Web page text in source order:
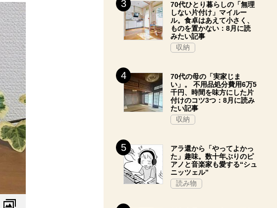
70代ひとり暮らしの「無理
しない片付け」マイルー
ル。食卓はあえて小さく、
ものを置かない：8月に読
みたい記事
収納
70代の母の「実家じま
い」。 不用品処分費用6万5
千円、時間を味方にした片
付けのコツ3つ：8月に読み
たい記事
収納
アラ還から「やってよかっ
た」趣味。数十年ぶりのピ
アノと音楽家も愛する“シュ
ニッツェル”
読み物